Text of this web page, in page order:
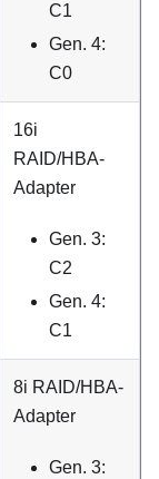
C1
Gen. 4:
C0
16i
RAID/HBA-
Adapter
Gen. 3:
C2
Gen. 4:
C1
8i RAID/HBA-
Adapter
Gen. 3: